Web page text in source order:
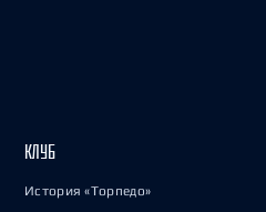
КЛУБ
История «Торпедо»